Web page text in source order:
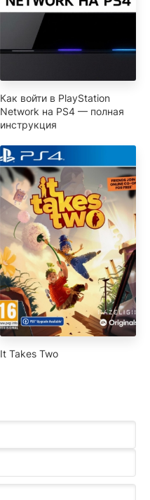
Как войти в PlayStation
Network на PS4 — полная
инструкция
It Takes Two